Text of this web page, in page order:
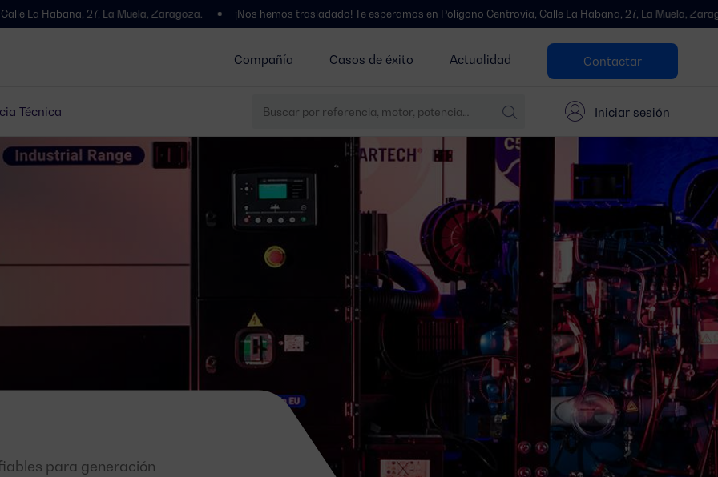
Compañía Casos de éxito Actualidad Contactar
Técnica Iniciar sesión
27, La Muela, Zaragoza. ¡Nos hemos trasladado! Te esperamos en Polígono Centrovía, Calle La Habana, 27, La Muela, Zaragoza.
para generación